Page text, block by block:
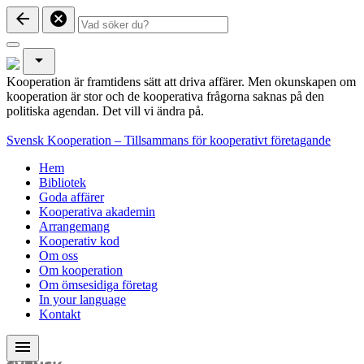
arrow_back cancel
arrow_drop_down
Kooperation är framtidens sätt att driva affärer. Men okunskapen om
kooperation är stor och de kooperativa frågorna saknas på den
politiska agendan. Det vill vi ändra på.
Svensk Kooperation – Tillsammans för kooperativt företagande
Hem
Bibliotek
Goda affärer
Kooperativa akademin
Arrangemang
Kooperativ kod
Om oss
Om kooperation
Om ömsesidiga företag
In your language
Kontakt
menu